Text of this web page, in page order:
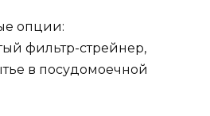
опции:
фильтр-стрейнер,
в посудомоечной